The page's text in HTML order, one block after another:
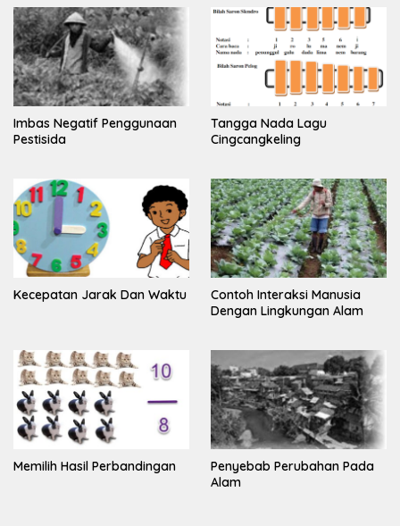
Imbas Negatif Penggunaan
Pestisida
Tangga Nada Lagu
Cingcangkeling
Kecepatan Jarak Dan Waktu
Contoh Interaksi Manusia
Dengan Lingkungan Alam
Memilih Hasil Perbandingan
Penyebab Perubahan Pada
Alam